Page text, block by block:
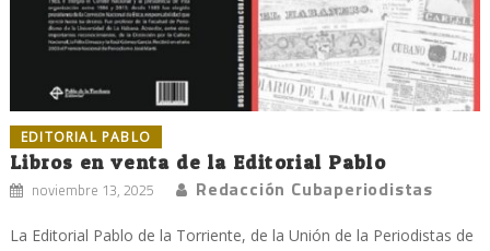
EDITORIAL PABLO
Libros en venta de la Editorial Pablo
noviembre 13, 2025 Redacción Cubaperiodistas
La Editorial Pablo de la Torriente, de la Unión de la Periodistas de